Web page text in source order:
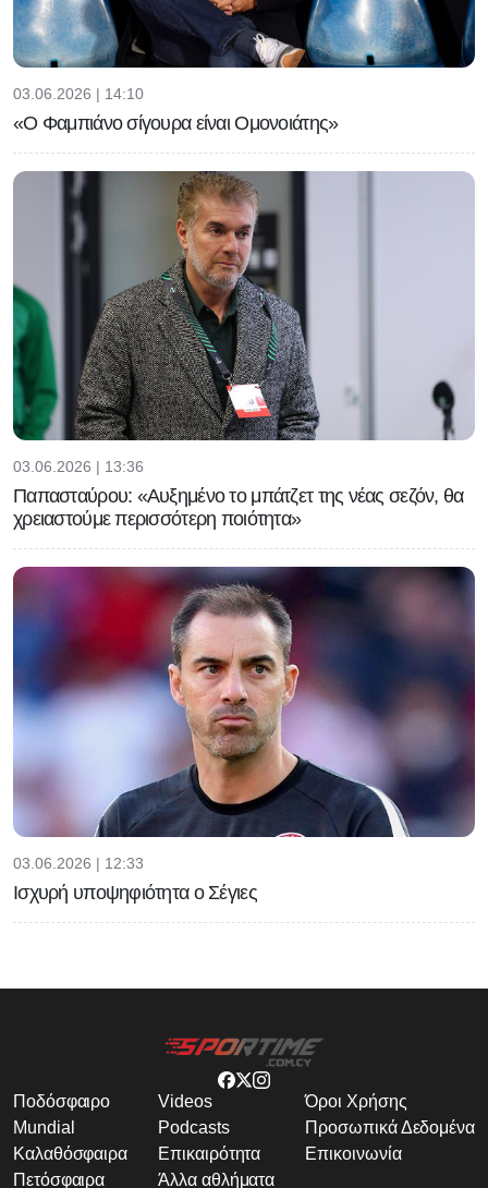
03.06.2026 | 14:10
«Ο Φαμπιάνο σίγουρα είναι Ομονοιάτης»
03.06.2026 | 13:36
Παπασταύρου: «Αυξημένο το μπάτζετ της νέας σεζόν, θα
χρειαστούμε περισσότερη ποιότητα»
03.06.2026 | 12:33
Ισχυρή υποψηφιότητα ο Σέγιες
Ποδόσφαιρο
Mundial
Καλαθόσφαιρα
Πετόσφαιρα
Videos
Podcasts
Επικαιρότητα
Άλλα αθλήματα
Όροι Χρήσης
Προσωπικά Δεδομένα
Επικοινωνία